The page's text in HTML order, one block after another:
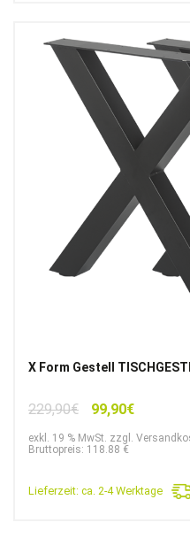
X Form Gestell
229,90€
Ursprünglicher
war:
99,90€Aktueller
ist:
exkl. 19 % MwSt. zzgl.
Bruttopreis: 118.88 €
Lieferzeit: ca. 2-4 Werktage